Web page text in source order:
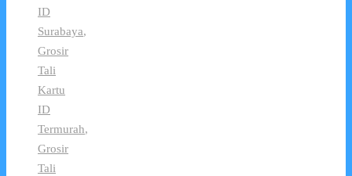
ID
Surabaya,
Grosir
Tali
Kartu
ID
Termurah,
Grosir
Tali